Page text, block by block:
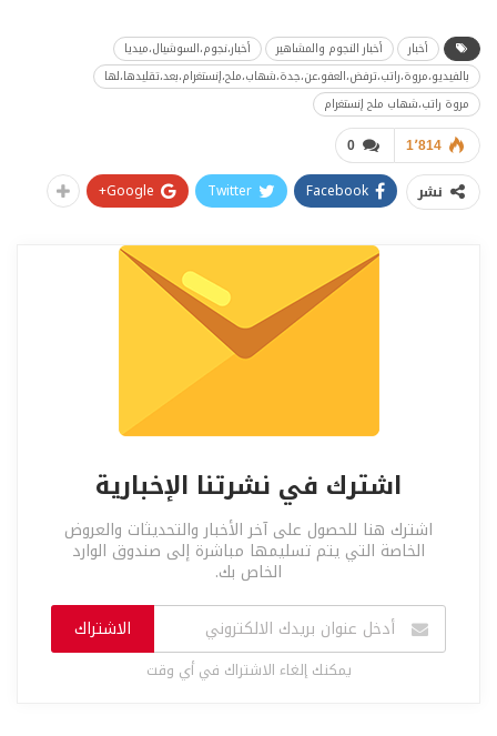
أخبار أخبار النجوم والمشاهير
أخبار،نجوم،السوشيال،ميديا
بالفيديو،مروة،راتب،ترفض،العفو،عن،جدة،شهاب،ملح،إنستغرام،بعد،تقليدها،لها
مروة راتب،شهاب ملح إنستغرام
0 1٬814
نشر Facebook
Twitter
Google+
اشترك في نشرتنا الإخبارية
اشترك هنا للحصول على آخر الأخبار والتحديثات والعروض
الخاصة التي يتم تسليمها مباشرة إلى صندوق الوارد
الخاص بك.
الاشتراك
يمكنك إلغاء الاشتراك في أي وقت